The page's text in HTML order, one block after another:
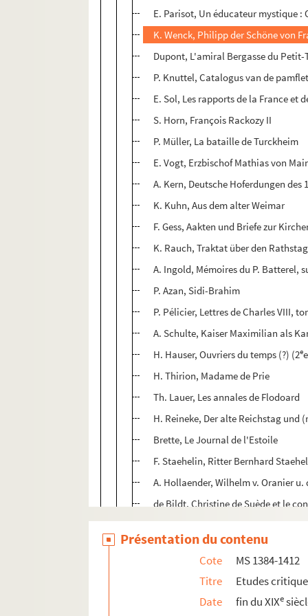
E. Parisot, Un éducateur mystique :
K. Wenck, Philipp der Schöne von
Dupont, L'amiral Bergasse du Petit-
P. Knuttel, Catalogus van de
E. Sol, Les rapports de la France et
S. Horn, François Rackozy II
P. Müller, La bataille de Turckheim
E. Vogt, Erzbischof Mathias von
A. Kern, Deutsche Hoferdungen des
K. Kuhn, Aus dem alter Weimar
F. Gess, Aakten und Briefe zur
K. Rauch, Traktat über den
A. Ingold, Mémoires du P. Batterel,
P. Azan, Sidi-Brahim
P. Pélicier, Lettres de Charles VIII,
A. Schulte, Kaiser Maximilian als
H. Hauser, Ouvriers du temps (?) (2e
H. Thirion, Madame de Prie
Th. Lauer, Les annales de Flodoard
H. Reineke, Der alte Reichstag und
Brette, Le Journal de l'Estoile
F. Staehelin, Ritter Bernhard
A. Hollaender, Wilhelm v. Oranier
de Bildt, Christine de Suède et le
Th. Gérold, Franz Heinrich Redslob
G. Weill, Histoire du mouvement
L. Tchernoff, Associateurs secrètes
L. Schmidt, Geschichte der
R. Gardiner, Manuel du Christ
Présentation du contenu
Cote
MS 1384-1412
Titre
Etudes
Date
fin du XIXe